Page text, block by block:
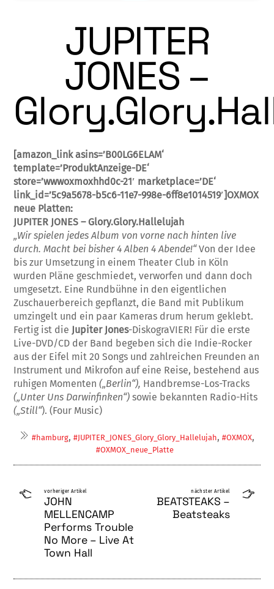
JUPITER
JONES –
[amazon_link asins=’B00LG6ELAM‘
template=’ProduktAnzeige-DE‘
store=’wwwoxmoxhhd0c-21′ marketplace=’DE‘
link_id=’5c9a5678-b5c6-11e7-998e-6ff8e1014519′]OXMOX
neue Platten:
JUPITER JONES – Glory.Glory.Hallelujah
„Wir spielen jedes Album von vorne nach hinten live
durch. Macht bei bisher 4 Alben 4 Abende!“Von der Idee
bis zur Umsetzung in einem Theater Club in Köln
wurden Pläne geschmiedet, verworfen und dann doch
umgesetzt. Eine Rundbühne in den eigentlichen
Zuschauerbereich gepflanzt, die Band mit Publikum
umzingelt und ein paar Kameras drum herum geklebt.
Fertig ist die Jupiter Jones-DiskograVIER! Für die erste
Live-DVD/CD der Band begeben sich die Indie-Rocker
aus der Eifel mit 20 Songs und zahlreichen Freunden an
Instrument und Mikrofon auf eine Reise, bestehend aus
ruhigen Momenten(„Berlin“), Handbremse-Los-Tracks
(„Unter Uns Darwinfinken“)sowie bekannten Radio-Hits
(„Still“). (Four Music)
#hamburg, #JUPITER_JONES_Glory_Glory_Hallelujah, #OXMOX,
#OXMOX_neue_Platte
vorheriger Artikel
JOHN
MELLENCAMP
Performs Trouble
No More – Live At
Town Hall
nächster Artikel
BEATSTEAKS –
Beatsteaks